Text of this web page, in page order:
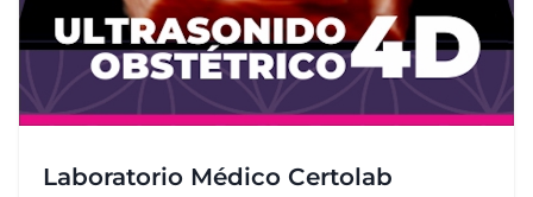
Laboratorio Médico Certolab